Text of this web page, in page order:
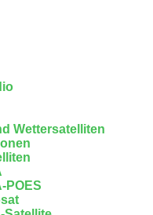
Wettersatelliten
POES